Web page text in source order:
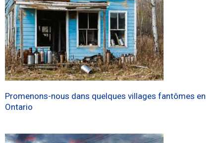
Promenons-nous dans quelques villages fantômes en
Ontario